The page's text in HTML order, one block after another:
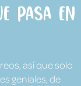
pasa en
así que solo
geniales, de